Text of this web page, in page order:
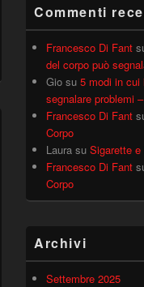
Commenti
Francesco Di Fant
del corpo può
Gio su 5 modi in cui
segnalare problemi
Francesco Di Fant
Corpo
Laura su Sigarette e
Francesco Di Fant
Corpo
Archivi
Settembre 2025